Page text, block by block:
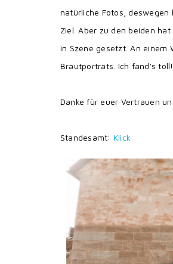
natürliche Fotos, deswegen
Ziel. Aber zu den beiden
in Szene gesetzt. An
Brautporträts. Ich fand's
Danke für euer Vertrauen
Standesamt: Klick